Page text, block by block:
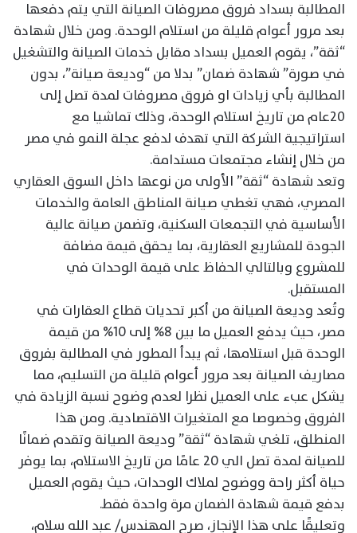
المطالبة بسداد فروق مصروفات الصيانة التي يتم دفعها
بعد مرور أعوام قليلة من استلام الوحدة. ومن خلال شهادة
“ثقة”، يقوم العميل بسداد مقابل خدمات الصيانة والتشغيل
في صورة” شهادة ضمان” بدلا من “وديعة صيانة”، بدون
المطالبة بأي زيادات او فروق مصروفات لمدة تصل إلى
٢٠عام من تاريخ استلام الوحدة، وذلك تماشيا مع
استراتيجية الشركة التي تهدف لدفع عجلة النمو في مصر
من خلال إنشاء مجتمعات مستدامة.
وتعد شهادة “ثقة” الأولى من نوعها داخل السوق العقاري
المصري، فهي تغطي صيانة المناطق العامة والخدمات
الأساسية في التجمعات السكنية، وتضمن صيانة عالية
الجودة للمشاريع العقارية، بما يحقق قيمة مضافة
للمشروع وبالتالي الحفاظ على قيمة الوحدات في
المستقبل.
وتُعد وديعة الصيانة من أكبر تحديات قطاع العقارات في
مصر، حيث يدفع العميل ما بين 8% إلى 10% من قيمة
الوحدة قبل استلامها، ثم يبدأ المطور في المطالبة بفروق
مصاريف الصيانة بعد مرور أعوام قليلة من التسليم، مما
يشكل عبء على العميل نظرا لعدم وضوح نسبة الزيادة في
الفروق وخصوصا مع المتغيرات الاقتصادية. ومن هذا
المنطلق، تلغي شهادة “ثقة” وديعة الصيانة وتقدم ضمانًا
للصيانة لمدة تصل الي 20 عامًا من تاريخ الاستلام، بما يوفر
حياة أكثر راحة ووضوح لملاك الوحدات، حيث يقوم العميل
بدفع قيمة شهادة الضمان مرة واحدة فقط.
وتعليقًا على هذا الإنجاز، صرح المهندس/ عبد الله سلام،